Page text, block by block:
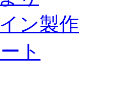
ン製作
ト